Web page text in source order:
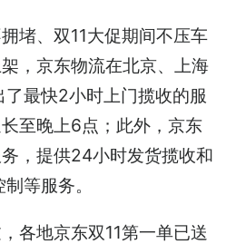
堵、双11大促期间不压车
，京东物流在北京、上海
最快2小时上门揽收的服
至晚上6点；此外，京东
，提供24小时发货揽收和
等服务。
各地京东双11第一单已送